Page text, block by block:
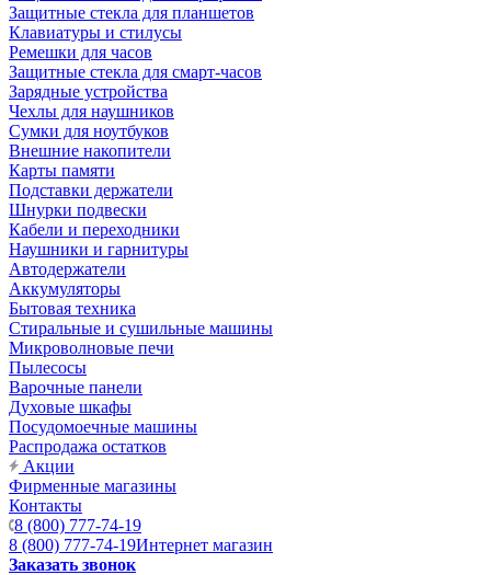
Защитные стекла для планшетов
Клавиатуры и стилусы
Ремешки для часов
Защитные стекла для смарт-часов
Зарядные устройства
Чехлы для наушников
Сумки для ноутбуков
Внешние накопители
Карты памяти
Подставки держатели
Шнурки подвески
Кабели и переходники
Наушники и гарнитуры
Автодержатели
Аккумуляторы
Бытовая техника
Стиральные и сушильные машины
Микроволновые печи
Пылесосы
Варочные панели
Духовые шкафы
Посудомоечные машины
Распродажа остатков
Акции
Фирменные магазины
Контакты
8 (800) 777-74-19
8 (800) 777-74-19Интернет магазин
Заказать звонок